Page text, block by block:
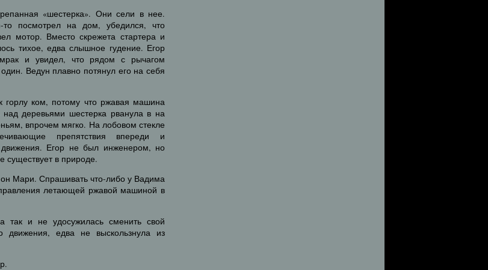
«шестерка». Они сели в нее.
то посмотрел на дом, убедился, что
мотор. Вместо скрежета стартера и
тихое, едва слышное гудение. Егор
и увидел, что рядом с рычагом
Ведун плавно потянул его на себя
горлу ком, потому что ржавая машина
деревьями шестерка рванула в на
впрочем мягко. На лобовом стекле
препятствия впереди и
Егор не был инженером, но
существует в природе.
Мари. Спрашивать что-либо у Вадима
летающей ржавой машиной в
и не удосужилась сменить свой
движения, едва не выскользнула из